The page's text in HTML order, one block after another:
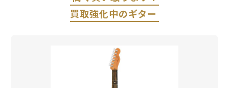
買取強化中のギター